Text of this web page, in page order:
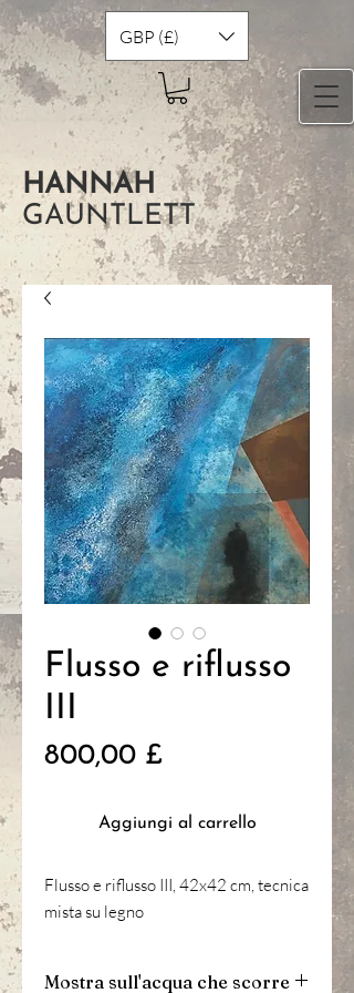
GBP (£)
HANNAH
GAUNTLETT
Flusso e riflusso
III
800,00 £Prezzo
Aggiungi al carrello
Flusso e riflusso III, 42x42 cm, tecnica
mista su legno
Mostra sull'acqua che scorre